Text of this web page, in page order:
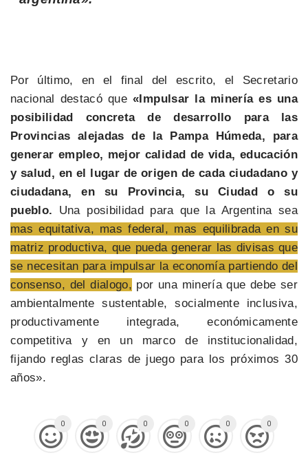
Por último, en el final del escrito, el Secretario
nacional destacó que«Impulsar la minería es una
posibilidad concreta de desarrollo para las
Provincias alejadas de la Pampa Húmeda, para
generar empleo, mejor calidad de vida, educación
y salud, en el lugar de origen de cada ciudadano y
ciudadana, en su Provincia, su Ciudad o su
pueblo. Una posibilidad para que la Argentina sea
mas equitativa, mas federal, mas equilibrada en su
matriz productiva, que pueda generar las divisas que
se necesitan para impulsar la economía partiendo del
consenso, del dialogo, por una minería que debe ser
ambientalmente sustentable, socialmente inclusiva,
productivamente integrada, económicamente
competitiva y en un marco de institucionalidad,
fijando reglas claras de juego para los próximos 30
años».
0 0 0 0 0 0